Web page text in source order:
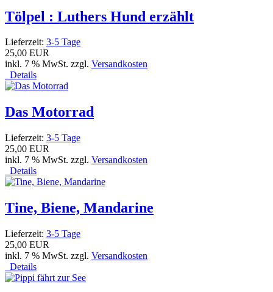
Tölpel : Luthers Hund erzählt
Lieferzeit: 3-5 Tage
25,00 EUR
inkl. 7 % MwSt. zzgl. Versandkosten
Details
Das Motorrad
Lieferzeit: 3-5 Tage
25,00 EUR
inkl. 7 % MwSt. zzgl. Versandkosten
Details
Tine, Biene, Mandarine
Lieferzeit: 3-5 Tage
25,00 EUR
inkl. 7 % MwSt. zzgl. Versandkosten
Details